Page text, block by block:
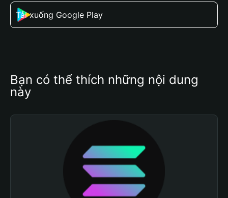
Tải xuống Google Play
Bạn có thể thích những nội dung
này